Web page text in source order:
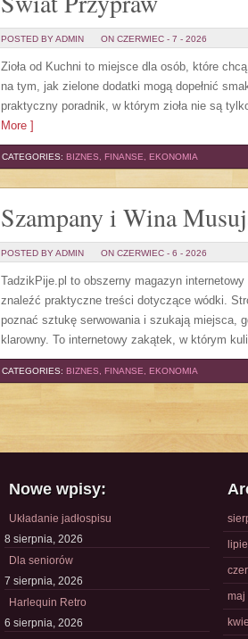
POSTED BY ADMIN ON CZERWIEC - 7 - 2026
Zioła od Kuchni to miejsce dla osób, które
na tym, jak zielone dodatki mogą dopełnić
praktyczny poradnik, w którym zioła nie są
More ]
CATEGORIES: BIZNES, FINANSE, EKONOMIA
Szampany i Wina
POSTED BY ADMIN ON CZERWIEC - 6 - 2026
TadzikPije.pl to obszerny magazyn
znaleźć praktyczne treści dotyczące wódki.
poznać sztukę serwowania i szukają miejsca,
klarowny. To internetowy zakątek, w którym
CATEGORIES: BIZNES, FINANSE, EKONOMIA
Nowe wpisy:
Układanie jadłospisu
8 sierpnia, 2026
Dla seniorów
7 sierpnia, 2026
Harlequin Retro
6 sierpnia, 2026
maj